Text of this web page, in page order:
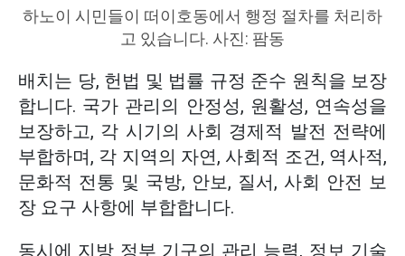
하노이 시민들이 떠이호동에서 행정 절차를 처리하
고 있습니다. 사진: 팜동
배치는 당, 헌법 및 법률 규정 준수 원칙을 보장
합니다. 국가 관리의 안정성, 원활성, 연속성을
보장하고, 각 시기의 사회 경제적 발전 전략에
부합하며, 각 지역의 자연, 사회적 조건, 역사적,
문화적 전통 및 국방, 안보, 질서, 사회 안전 보
장 요구 사항에 부합합니다.
동시에 지방 정부 기구의 관리 능력, 정보 기술